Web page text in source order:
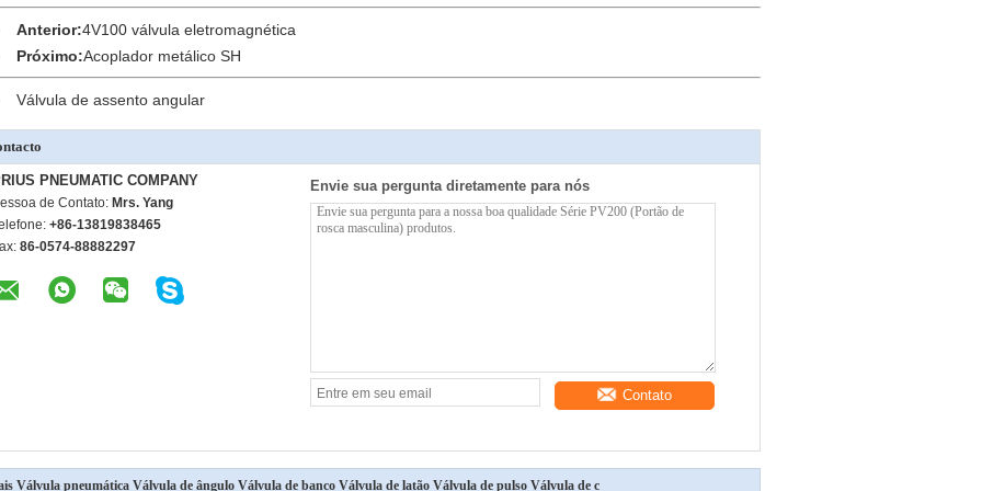
Anterior:4V100 válvula eletromagnética
Próximo:Acoplador metálico SH
Válvula de assento angular
PNEUMATIC COMPANY
de Contato: Mrs. Yang
+86-13819838465
86-0574-88882297
Envie sua pergunta diretamente para nós
Contato
Válvula pneumática Válvula de ângulo Válvula de banco Válvula de latão Válvula de pulso Válvula de c